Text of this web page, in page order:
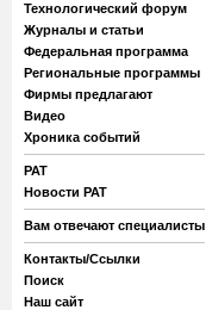
Технологический форум
Журналы и статьи
Федеральная программа
Региональные программы
Фирмы предлагают
Видео
Хроника событий
РАТ
Новости РАТ
Вам отвечают специалисты
Контакты/Ссылки
Поиск
Наш сайт